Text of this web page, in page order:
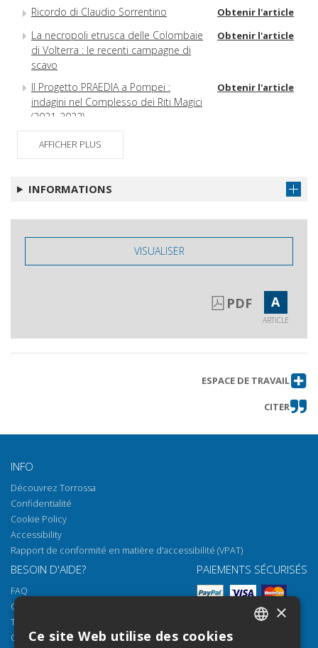
Ricordo di Claudio Sorrentino Obtenir l'article
La necropoli etrusca delle Colombaie
di Volterra : le recenti campagne di
scavo
Obtenir l'article
Il Progetto PRAEDIA a Pompei :
indagini nel Complesso dei Riti Magici
(2021-2022)
Obtenir l'article
La campagna 2022 dell'Università di
Le domus romane di piazza Andrea
Obtenir l'article
Pisa (campagne 2020-22)
AFFICHER PLUS
INFORMATIONS
VISUALISER
PDF A
ARTICLE
ESPACE DE TRAVAIL
CITER
INFO
Découvrez Torrossa
Confidentialité
Cookie Policy
Accessibility
Rapport de conformité en matière d'accessibilité (VPAT)
BESOIN D'AIDE?
FAQ
Comment ouvrir nos documents
Torrossa Reader
Options d'accès
PAIEMENTS SÉCURISÉS
×
Ce site Web utilise des cookies